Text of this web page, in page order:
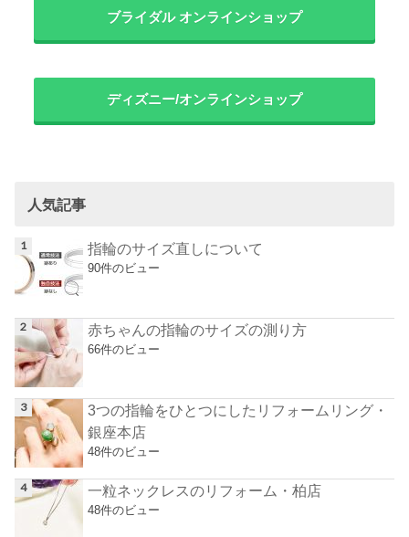
ブライダル オンラインショップ
ディズニー/オンラインショップ
人気記事
指輪のサイズ直しについて
90件のビュー
赤ちゃんの指輪のサイズの測り方
66件のビュー
3つの指輪をひとつにしたリフォームリング・
銀座本店
48件のビュー
一粒ネックレスのリフォーム・柏店
48件のビュー